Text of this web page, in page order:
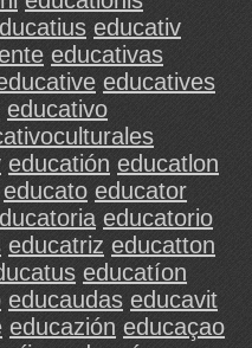
educativ
educativas
educatives
educativo
educatión educatlon
educato educator
educatorio
educatriz educatton
educatíon
educaudas educavit
educazión educaçao